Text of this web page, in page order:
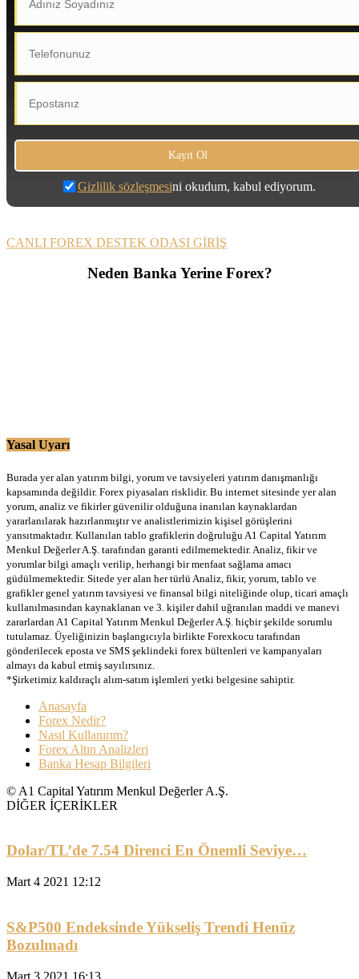
Gizlilik sözleşmesini okudum, kabul ediyorum.
CANLI FOREX DESTEK ODASI GİRİŞ
Neden Banka Yerine Forex?
Yasal Uyarı
Burada yer alan yatırım bilgi, yorum ve tavsiyeleri yatırım danışmanlığı
kapsamında değildir. Forex piyasaları risklidir. Bu internet sitesinde yer alan
yorum, analiz ve fikirler güvenilir olduğuna inanılan kaynaklardan
yararlanılarak hazırlanmıştır ve analistlerimizin kişisel görüşlerini
yansıtmaktadır. Kullanılan tablo grafiklerin doğruluğu A1 Capital Yatırım
Menkul Değerler A.Ş. tarafından garanti edilmemektedir. Analiz, fikir ve
yorumlar bilgi amaçlı verilip, herhangi bir menfaat sağlama amacı
güdülmemektedir. Sitede yer alan her türlü Analiz, fikir, yorum, tablo ve
grafikler genel yatırım tavsiyesi ve finansal bilgi niteliğinde olup, ticari amaçlı
kullanılmasından kaynaklanan ve 3. kişiler dahil uğranılan maddi ve manevi
zararlardan A1 Capital Yatırım Menkul Değerler A.Ş. hiçbir şekilde sorumlu
tutulamaz. Üyeliğinizin başlangıcıyla birlikte Forexkocu tarafından
gönderilecek eposta ve SMS şeklindeki forex bültenleri ve kampanyaları
almayı da kabul etmiş sayılırsınız.
*Şirketimiz kaldıraçlı alım-satım işlemleri yetki belgesine sahiptir.
Anasayfa
Forex Nedir?
Nasıl Kullanırım?
Forex Altın Analizleri
Banka Hesap Bilgileri
© A1 Capital Yatırım Menkul Değerler A.Ş.
DİĞER İÇERİKLER
Dolar/TL’de 7.54 Direnci En Önemli Seviye…
Mart 4 2021 12:12
S&P500 Endeksinde Yükseliş Trendi Henüz
Bozulmadı
Mart 3 2021 16:13